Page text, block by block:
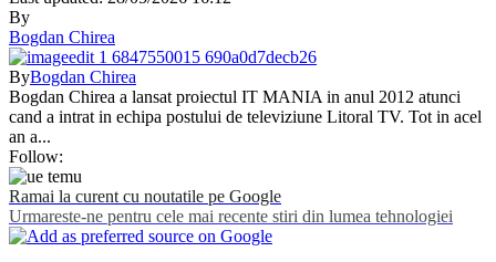
By
Bogdan Chirea
ByBogdan Chirea
Bogdan Chirea a lansat proiectul IT MANIA in anul 2012 atunci
cand a intrat in echipa postului de televiziune Litoral TV. Tot in acel
an a...
Follow:
Ramai la curent cu noutatile pe Google
Urmareste-ne pentru cele mai recente stiri din lumea tehnologiei